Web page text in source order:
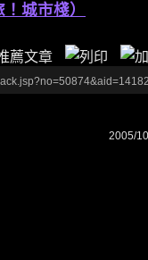
城市棧）
2005/